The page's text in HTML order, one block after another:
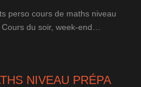
perso cours de maths niveau
Cours du soir, week-end…
NIVEAU PRÉPA